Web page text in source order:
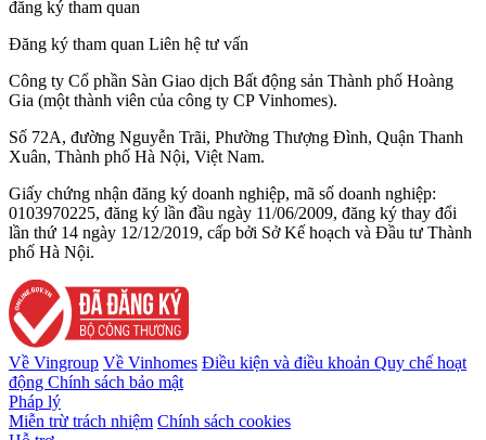
đăng ký tham quan
Đăng ký tham quan Liên hệ tư vấn
Công ty Cổ phần Sàn Giao dịch Bất động sản Thành phố Hoàng
Gia (một thành viên của công ty CP Vinhomes).
Số 72A, đường Nguyễn Trãi, Phường Thượng Đình, Quận Thanh
Xuân, Thành phố Hà Nội, Việt Nam.
Giấy chứng nhận đăng ký doanh nghiệp, mã số doanh nghiệp:
0103970225, đăng ký lần đầu ngày 11/06/2009, đăng ký thay đổi
lần thứ 14 ngày 12/12/2019, cấp bởi Sở Kế hoạch và Đầu tư Thành
phố Hà Nội.
Về Vingroup Về Vinhomes Điều kiện và điều khoản Quy chế hoạt
động Chính sách bảo mật
Pháp lý
Miễn trừ trách nhiệm Chính sách cookies